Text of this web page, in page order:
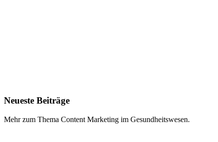
Neueste Beiträge
Mehr zum Thema Content Marketing im Gesundheitswesen.